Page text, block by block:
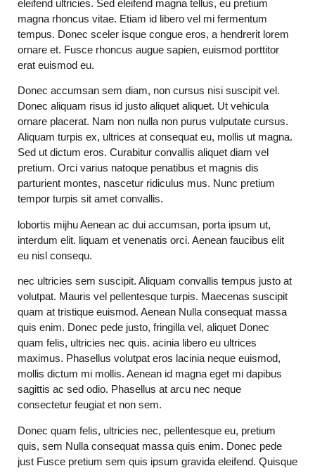
eleifend ultricies. Sed eleifend magna tellus, eu pretium
magna rhoncus vitae. Etiam id libero vel mi fermentum
tempus. Donec sceler isque congue eros, a hendrerit lorem
ornare et. Fusce rhoncus augue sapien, euismod porttitor
erat euismod eu.
Donec accumsan sem diam, non cursus nisi suscipit vel.
Donec aliquam risus id justo aliquet aliquet. Ut vehicula
ornare placerat. Nam non nulla non purus vulputate cursus.
Aliquam turpis ex, ultrices at consequat eu, mollis ut magna.
Sed ut dictum eros. Curabitur convallis aliquet diam vel
pretium. Orci varius natoque penatibus et magnis dis
parturient montes, nascetur ridiculus mus. Nunc pretium
tempor turpis sit amet convallis.
lobortis mijhu Aenean ac dui accumsan, porta ipsum ut,
interdum elit. liquam et venenatis orci. Aenean faucibus elit
eu nisl consequ.
nec ultricies sem suscipit. Aliquam convallis tempus justo at
volutpat. Mauris vel pellentesque turpis. Maecenas suscipit
quam at tristique euismod. Aenean Nulla consequat massa
quis enim. Donec pede justo, fringilla vel, aliquet Donec
quam felis, ultricies nec quis. acinia libero eu ultrices
maximus. Phasellus volutpat eros lacinia neque euismod,
mollis dictum mi mollis. Aenean id magna eget mi dapibus
sagittis ac sed odio. Phasellus at arcu nec neque
consectetur feugiat et non sem.
Donec quam felis, ultricies nec, pellentesque eu, pretium
quis, sem Nulla consequat massa quis enim. Donec pede
just Fusce pretium sem quis ipsum gravida eleifend. Quisque